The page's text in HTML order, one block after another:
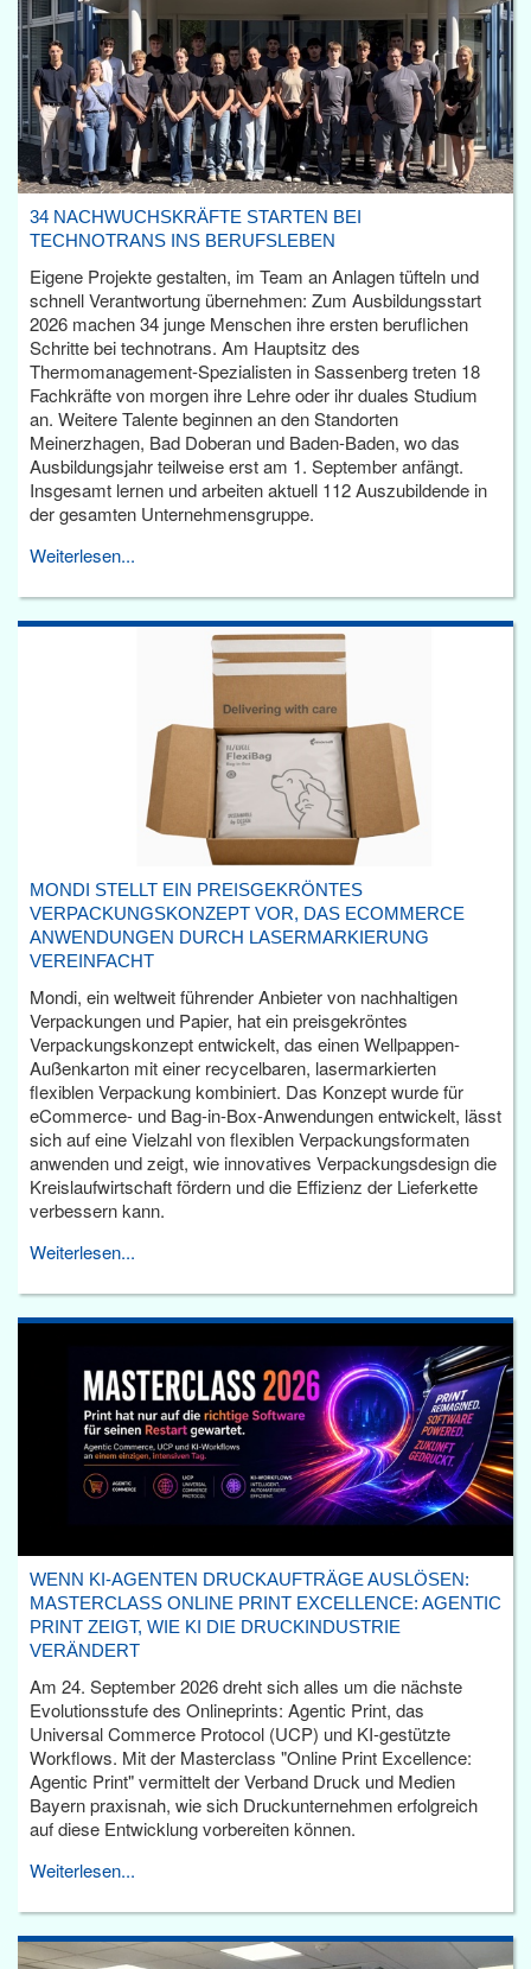
34 NACHWUCHSKRÄFTE STARTEN BEI
TECHNOTRANS INS BERUFSLEBEN
Eigene Projekte gestalten, im Team an Anlagen tüfteln und
schnell Verantwortung übernehmen: Zum Ausbildungsstart
2026 machen 34 junge Menschen ihre ersten beruflichen
Schritte bei technotrans. Am Hauptsitz des
Thermomanagement-Spezialisten in Sassenberg treten 18
Fachkräfte von morgen ihre Lehre oder ihr duales Studium
an. Weitere Talente beginnen an den Standorten
Meinerzhagen, Bad Doberan und Baden-Baden, wo das
Ausbildungsjahr teilweise erst am 1. September anfängt.
Insgesamt lernen und arbeiten aktuell 112 Auszubildende in
der gesamten Unternehmensgruppe.
Weiterlesen...
MONDI STELLT EIN PREISGEKRÖNTES
VERPACKUNGSKONZEPT VOR, DAS ECOMMERCE
ANWENDUNGEN DURCH LASERMARKIERUNG
VEREINFACHT
Mondi, ein weltweit führender Anbieter von nachhaltigen
Verpackungen und Papier, hat ein preisgekröntes
Verpackungskonzept entwickelt, das einen Wellpappen-
Außenkarton mit einer recycelbaren, lasermarkierten
flexiblen Verpackung kombiniert. Das Konzept wurde für
eCommerce- und Bag-in-Box-Anwendungen entwickelt, lässt
sich auf eine Vielzahl von flexiblen Verpackungsformaten
anwenden und zeigt, wie innovatives Verpackungsdesign die
Kreislaufwirtschaft fördern und die Effizienz der Lieferkette
verbessern kann.
Weiterlesen...
WENN KI-AGENTEN DRUCKAUFTRÄGE AUSLÖSEN:
MASTERCLASS ONLINE PRINT EXCELLENCE: AGENTIC
PRINT ZEIGT, WIE KI DIE DRUCKINDUSTRIE
VERÄNDERT
Am 24. September 2026 dreht sich alles um die nächste
Evolutionsstufe des Onlineprints: Agentic Print, das
Universal Commerce Protocol (UCP) und KI-gestützte
Workflows. Mit der Masterclass "Online Print Excellence:
Agentic Print" vermittelt der Verband Druck und Medien
Bayern praxisnah, wie sich Druckunternehmen erfolgreich
auf diese Entwicklung vorbereiten können.
Weiterlesen...